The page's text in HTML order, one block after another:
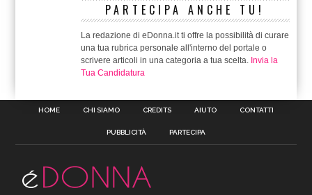
PARTECIPA ANCHE TU!
La redazione di eDonna.it ti offre la possibilità di curare
una tua rubrica personale all'interno del portale o
scrivere articoli in una categoria a tua scelta. Invia la
Tua Candidatura
HOME CHI SIAMO CREDITS AIUTO CONTATTI
PUBBLICITÀ PARTECIPA